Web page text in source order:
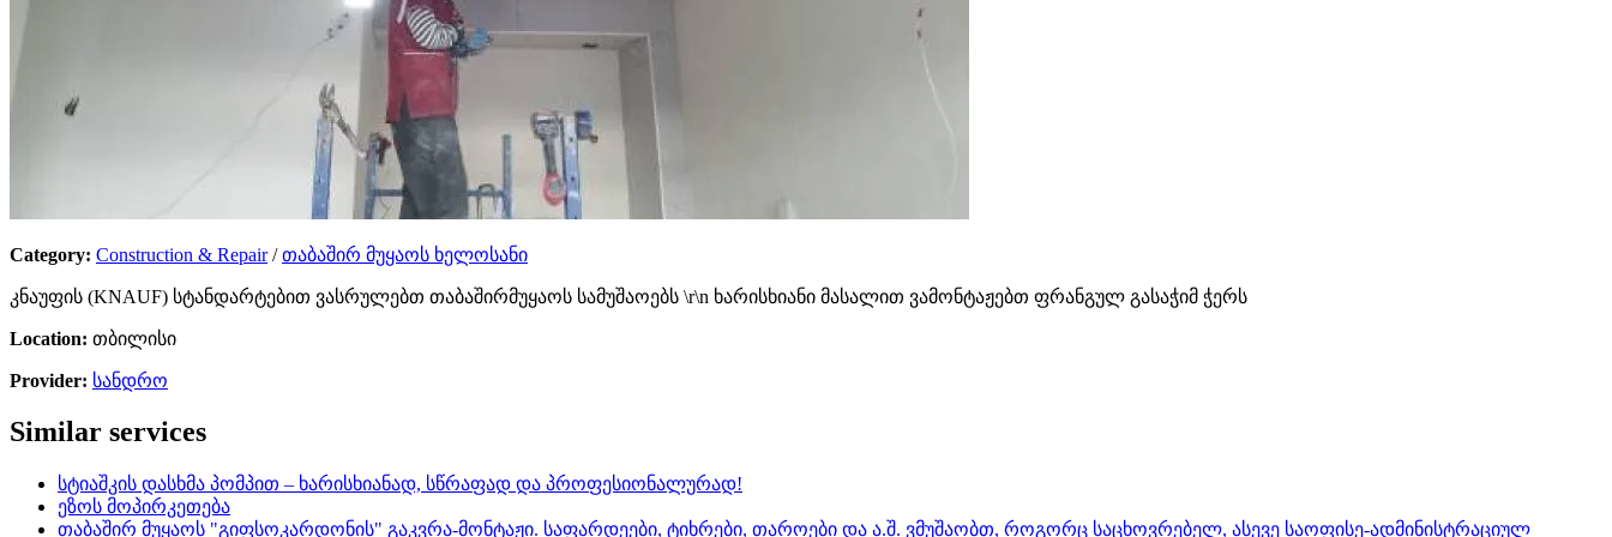
Category: Construction & Repair/თაბაშირ მუყაოს ხელოსანი
კნაუფის (KNAUF) სტანდარტებით ვასრულებთ თაბაშირმუყაოს სამუშაოებს \r\n ხარისხიანი მასალით ვამონტაჟებთ ფრანგულ გასაჭიმ ჭერს
Location: თბილისი
Provider: სანდრო
Similar services
სტიაშკის დასხმა პომპით – ხარისხიანად, სწრაფად და პროფესიონალურად!
ეზოს მოპირკეთება
თაბაშირ მუყაოს "გიფსოკარდონის" გაკვრა-მონტაჟი. საფარდეები, ტიხრები, თაროები და ა.შ. ვმუშაობთ, როგორც საცხოვრებელ, ასევე საოფისე-ადმინისტრაციულ